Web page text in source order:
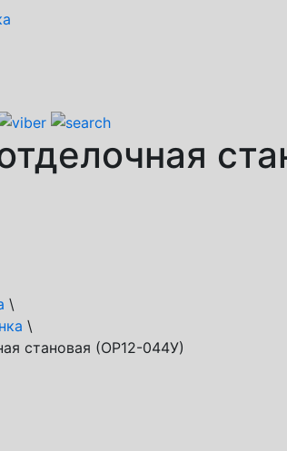
\
\
становая (ОР12-044У)